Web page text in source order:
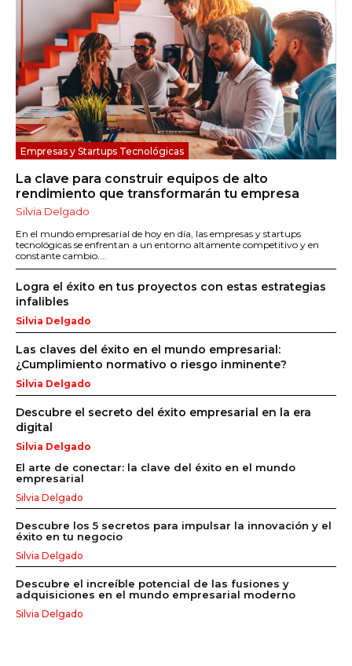
Empresas y Startups Tecnológicas
La clave para construir equipos de alto
rendimiento que transformarán tu empresa
Silvia Delgado
En el mundo empresarial de hoy en día, las empresas y startups
tecnológicas se enfrentan a un entorno altamente competitivo y en
constante cambio....
Logra el éxito en tus proyectos con estas estrategias
infalibles
Silvia Delgado
Las claves del éxito en el mundo empresarial:
¿Cumplimiento normativo o riesgo inminente?
Silvia Delgado
Descubre el secreto del éxito empresarial en la era
digital
Silvia Delgado
El arte de conectar: la clave del éxito en el mundo
empresarial
Silvia Delgado
Descubre los 5 secretos para impulsar la innovación y el
éxito en tu negocio
Silvia Delgado
Descubre el increíble potencial de las fusiones y
adquisiciones en el mundo empresarial moderno
Silvia Delgado